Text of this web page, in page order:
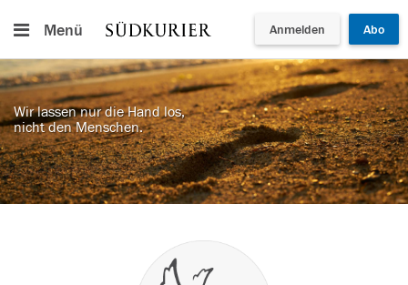
Menü Anmelden Abo
Wir lassen nur die Hand los,
nicht den Menschen.